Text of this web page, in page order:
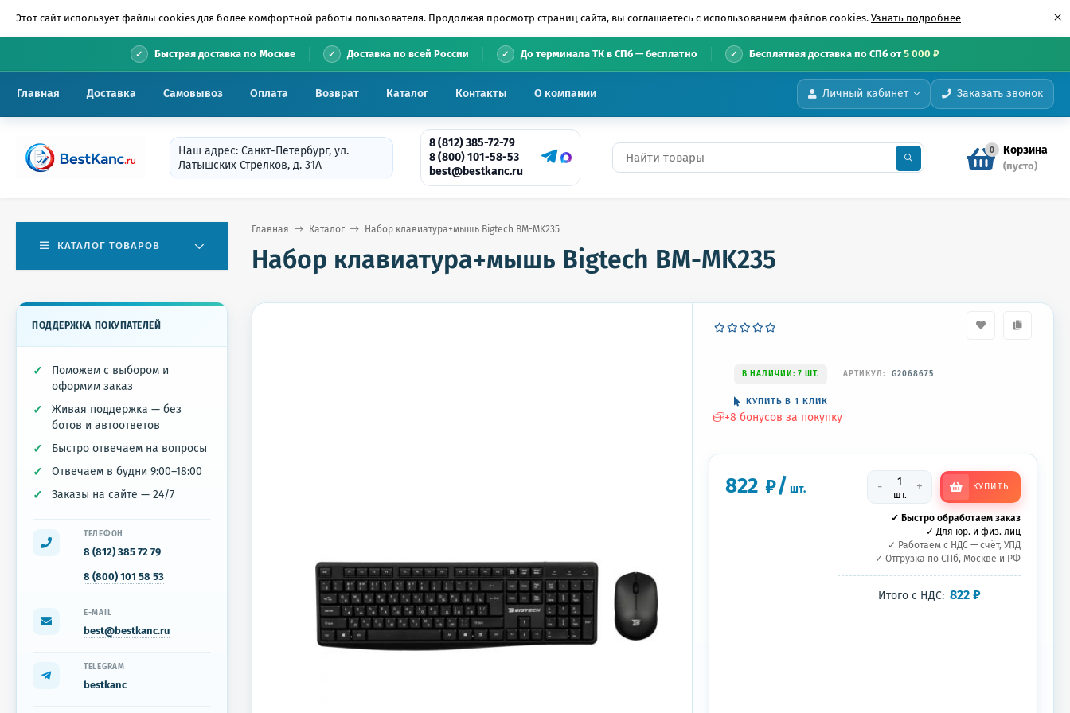
Этот сайт использует файлы cookies для более комфортной работы пользователя. Продолжая просмотр страниц сайта, вы соглашаетесь с использованием файлов cookies. Узнать подробнее ×
Быстрая доставка по Москве Доставка по всей России До терминала ТК в СПб — бесплатно Бесплатная доставка по СПб от5 000 ₽
Личный кабинет Заказать звонок
Главная Доставка Самовывоз Оплата Возврат Каталог Контакты О компании
Наш адрес: Санкт-Петербург, ул.
Латышских Стрелков, д. 31А
8 (812) 385-72-79
8 (800) 101-58-53
best@bestkanc.ru
0 Корзина
(пусто)
Главная Каталог Набор клавиатура+мышь Bigtech BM-MK235
Набор клавиатура+мышь Bigtech BM-MK235
В НАЛИЧИИ: 7 ШТ. АРТИКУЛ: G2068675
КУПИТЬ В 1 КЛИК
+8 бонусов за покупку
822 ₽/ шт. -
шт.
+ КУПИТЬ
✓ Быстро обработаем заказ
✓ Для юр. и физ. лиц
✓ Работаем с НДС — счёт, УПД
✓ Отгрузка по СПб, Москве и РФ
Итого с НДС: 822 ₽
КАТАЛОГ ТОВАРОВ
ПОДДЕРЖКА ПОКУПАТЕЛЕЙ
Поможем с выбором и
оформим заказ
Живая поддержка — без
ботов и автоответов
Быстро отвечаем на вопросы
Отвечаем в будни 9:00–18:00
Заказы на сайте — 24/7
ТЕЛЕФОН
8 (812) 385 72 79
8 (800) 101 58 53
E-MAIL
best@bestkanc.ru
TELEGRAM
bestkanc